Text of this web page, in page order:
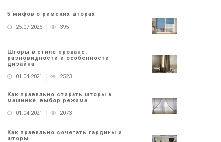
5 мифов о римских шторах
25.07.2025
395
Шторы в стиле прованс:
разновидности и особенности
дизайна
01.04.2021
2523
Как правильно стирать шторы в
машинке: выбор режима
01.04.2021
2073
Как правильно сочетать гардины и
шторы